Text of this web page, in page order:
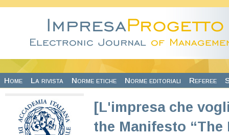
Home La rivista Norme etiche Norme editoriali Referee
[L'impresa che
the Manifesto “The